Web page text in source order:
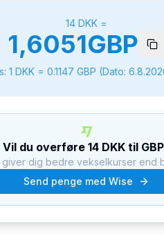
14 DKK =
1,6051GBP
1 DKK= 0.1147 GBP (Dato:
Vil du overføre 14 DKK til GBP
giver dig bedre vekselkurser end
Send penge med Wise